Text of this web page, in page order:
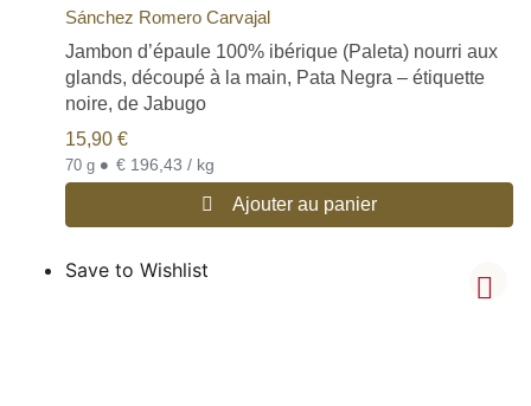
Sánchez Romero Carvajal
Jambon d’épaule 100% ibérique (Paleta) nourri aux
glands, découpé à la main, Pata Negra – étiquette
noire, de Jabugo
15,90 €
70 g • € 196,43 / kg
Ajouter au panier
Save to Wishlist